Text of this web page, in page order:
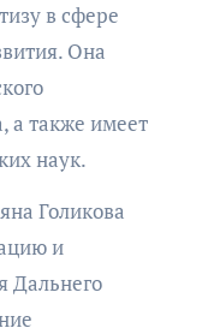
в сфере
Она
а также имеет
наук.
Голикова
и
Дальнего